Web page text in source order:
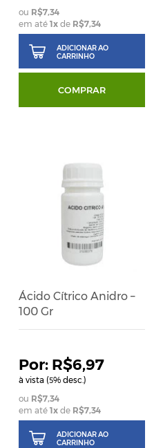
R$7,34
em até1x de R$7,34
ADICIONAR AO
CARRINHO
COMPRAR
Ácido Cítrico Anidro –
100 Gr
R$6,97
à vista (5% desc.)
R$7,34
em até1x de R$7,34
ADICIONAR AO
CARRINHO